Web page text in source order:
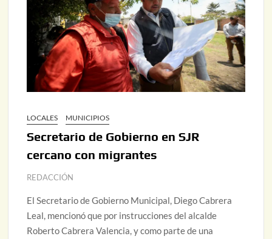
LOCALES MUNICIPIOS
Secretario de Gobierno en SJR
cercano con migrantes
REDACCIÓN
El Secretario de Gobierno Municipal, Diego Cabrera
Leal, mencionó que por instrucciones del alcalde
Roberto Cabrera Valencia, y como parte de una